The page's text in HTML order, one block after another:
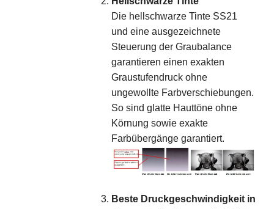
Die hellschwarze Tinte SS21
und eine ausgezeichnete
Steuerung der Graubalance
garantieren einen exakten
Graustufendruck ohne
ungewollte Farbverschiebungen.
So sind glatte Hauttöne ohne
Körnung sowie exakte
Farbübergänge garantiert.
Beste Druckgeschwindigkeit in